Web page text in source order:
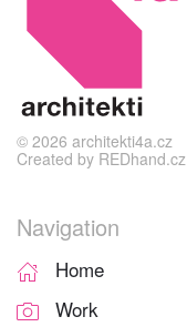
© 2026 architekti4a.cz
Created by REDhand.cz
Navigation
Home
Work